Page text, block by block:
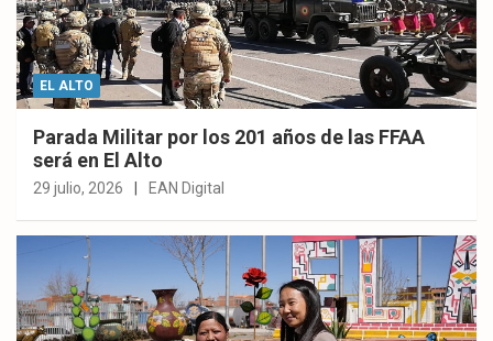
EL ALTO
Parada Militar por los 201 años de las FFAA
será en El Alto
29 julio, 2026 EAN Digital